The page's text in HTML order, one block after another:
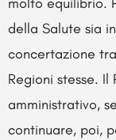
della Salute sia
concertazione
Regioni stesse.
amministrativo,
continuare, poi,